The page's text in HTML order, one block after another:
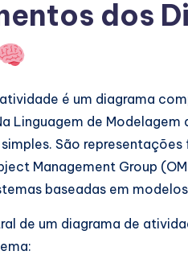
dos
é um diagrama
Linguagem de Modelagem
São
Management Group
baseadas em
de um diagrama de